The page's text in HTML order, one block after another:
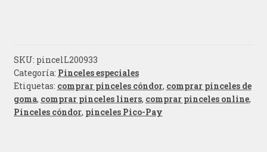
SKU: pincelL200933
Categoría: Pinceles especiales
Etiquetas: comprar pinceles cóndor, comprar pinceles de
goma, comprar pinceles liners, comprar pinceles online,
Pinceles cóndor, pinceles Pico-Pay